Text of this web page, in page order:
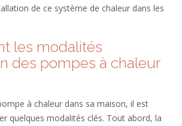
de ce système de chaleur dans les
les modalités
des pompes à chaleur
à chaleur dans sa maison, il est
quelques modalités clés. Tout abord, la